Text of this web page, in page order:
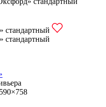
стандартный
стандартный